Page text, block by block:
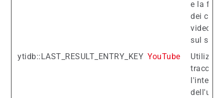
e la
dei
video di
sul sito.
ytidb::LAST_RESULT_ENTRY_KEY YouTube
tracciare